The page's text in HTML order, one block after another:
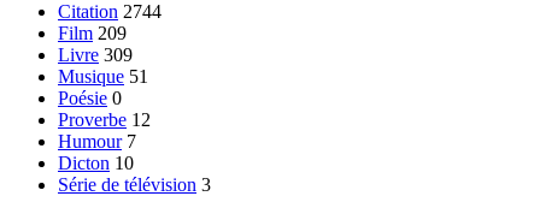
Citation 2744
Film 209
Livre 309
Musique 51
Poésie 0
Proverbe 12
Humour 7
Dicton 10
Série de télévision 3